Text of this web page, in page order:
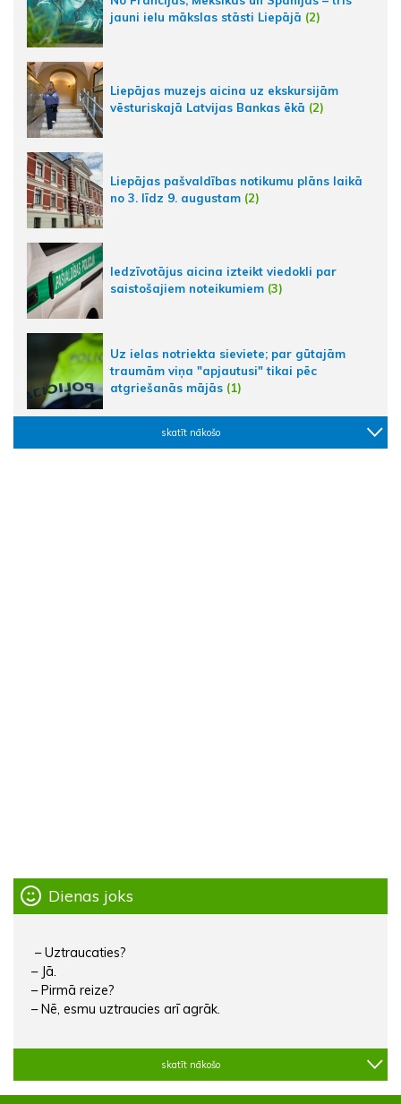
jauni ielu mākslas stāsti Liepājā (2)
Liepājas muzejs aicina uz ekskursijām
vēsturiskajā Latvijas Bankas ēkā (2)
Liepājas pašvaldības notikumu plāns laikā
no 3. līdz 9. augustam (2)
Iedzīvotājus aicina izteikt viedokli par
saistošajiem noteikumiem (3)
Uz ielas notriekta sieviete; par gūtajām
traumām viņa "apjautusi" tikai pēc
atgriešanās mājās (1)
skatīt nākošo
Dienas joks
– Uztraucaties?
– Jā.
– Pirmā reize?
– Nē, esmu uztraucies arī agrāk.
skatīt nākošo